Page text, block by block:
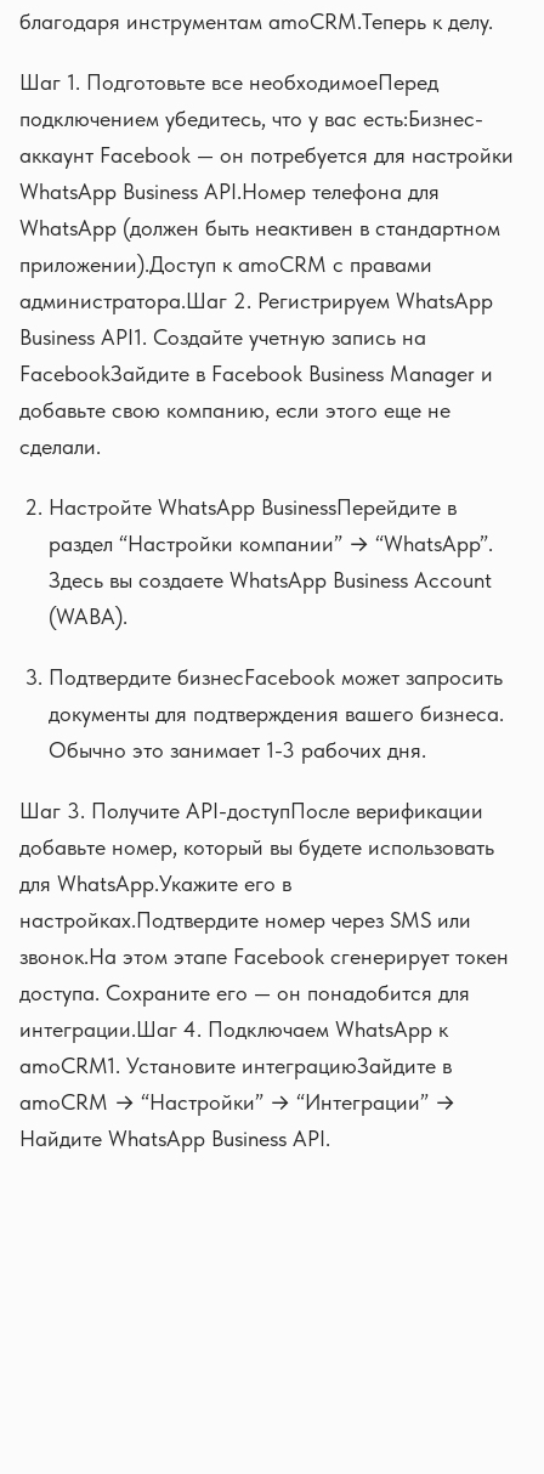
благодаря инструментам amoCRM.Теперь к делу.
Шаг 1. Подготовьте все необходимоеПеред
подключением убедитесь, что у вас есть:Бизнес-
аккаунт Facebook — он потребуется для настройки
WhatsApp Business API.Номер телефона для
WhatsApp (должен быть неактивен в стандартном
приложении).Доступ к amoCRM с правами
администратора.Шаг 2. Регистрируем WhatsApp
Business API1. Создайте учетную запись на
FacebookЗайдите в Facebook Business Manager и
добавьте свою компанию, если этого еще не
сделали.
Настройте WhatsApp BusinessПерейдите в
раздел “Настройки компании” → “WhatsApp”.
Здесь вы создаете WhatsApp Business Account
(WABA).
Подтвердите бизнесFacebook может запросить
документы для подтверждения вашего бизнеса.
Обычно это занимает 1-3 рабочих дня.
Шаг 3. Получите API-доступПосле верификации
добавьте номер, который вы будете использовать
для WhatsApp.Укажите его в
настройках.Подтвердите номер через SMS или
звонок.На этом этапе Facebook сгенерирует токен
доступа. Сохраните его — он понадобится для
интеграции.Шаг 4. Подключаем WhatsApp к
amoCRM1. Установите интеграциюЗайдите в
amoCRM → “Настройки” → “Интеграции” →
Найдите WhatsApp Business API.